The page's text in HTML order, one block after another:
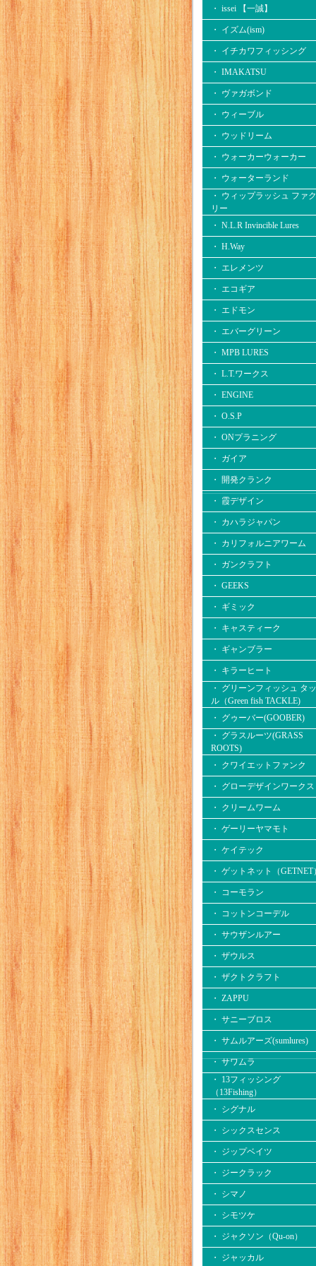
・ issei 【一誠】
・ イズム(ism)
・ イチカワフィッシング
・ IMAKATSU
・ ヴァガボンド
・ ウィーブル
・ ウッドリーム
・ ウォーカーウォーカー
・ ウォーターランド
・ ウィップラッシュ ファ
リー
・ N.L.R Invincible Lures
・ H.Way
・ エレメンツ
・ エコギア
・ エドモン
・ エバーグリーン
・ MPB LURES
・ L.T.ワークス
・ ENGINE
・ O.S.P
・ ONプラニング
・ ガイア
・ 開発クランク
・ 霞デザイン
・ カハラジャパン
・ カリフォルニアワーム
・ ガンクラフト
・ GEEKS
・ ギミック
・ キャスティーク
・ ギャンブラー
・ キラーヒート
・ グリーンフィッシュ タ
ル（Green fish TACKLE)
・ グゥーバー(GOOBER)
・ グラスルーツ(GRASS
ROOTS)
・ クワイエットファンク
・ グローデザインワークス
・ クリームワーム
・ ゲーリーヤマモト
・ ケイテック
・ ゲットネット（GETNET
・ コーモラン
・ コットンコーデル
・ サウザンルアー
・ ザウルス
・ ザクトクラフト
・ ZAPPU
・ サニーブロス
・ サムルアーズ(sumlures)
・ サワムラ
・ 13フィッシング
（13Fishing）
・ シグナル
・ シックスセンス
・ ジップベイツ
・ ジークラック
・ シマノ
・ シモツケ
・ ジャクソン（Qu-on）
・ ジャッカル